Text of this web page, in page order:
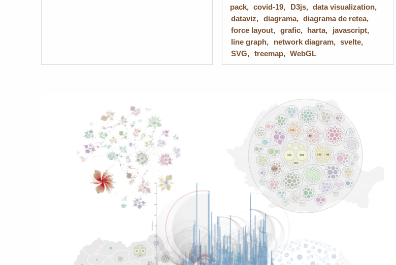
pack
covid-19 D3js
data visualization
dataviz
diagrama
diagrama de retea
force layout
grafic harta
javascript
line graph
network diagram
svelte
SVG
treemap WebGL